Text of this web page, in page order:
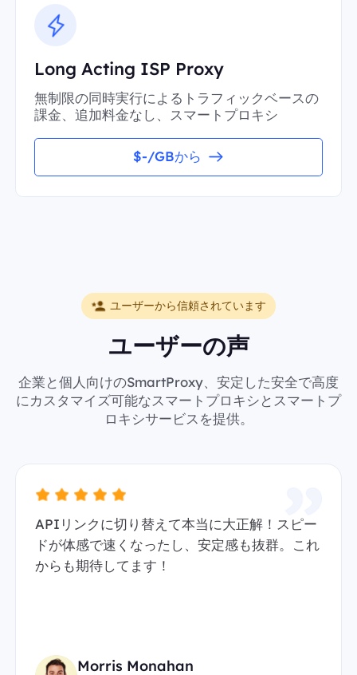
Long Acting ISP Proxy
無制限の同時実行によるトラフィックベースの
課金、追加料金なし、スマートプロキシ
$-/GBから
ユーザーから信頼されています
ユーザーの声
企業と個人向けのSmartProxy、安定した安全で高度
にカスタマイズ可能なスマートプロキシとスマートプ
ロキシサービスを提供。
APIリンクに切り替えて本当に大正解！スピー
ドが体感で速くなったし、安定感も抜群。これ
からも期待してます！
Morris Monahan